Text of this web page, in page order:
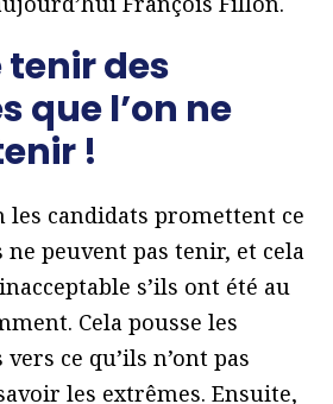
des
que l’on ne
!
les candidats promettent ce
ne peuvent pas tenir, et cela
s’ils ont été au
Cela pousse les
ce qu’ils n’ont pas
les extrêmes. Ensuite,